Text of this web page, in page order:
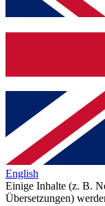
English
Einige Inhalte (z. B.
Übersetzungen)